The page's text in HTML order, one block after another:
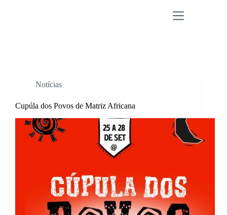
Notícias
Cupúla dos Povos de Matriz Africana